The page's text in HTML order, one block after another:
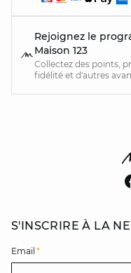
Rejoignez le
Maison 123
Collectez des points,
fidélité et d'autres
S'INSCRIRE À LA
Email *